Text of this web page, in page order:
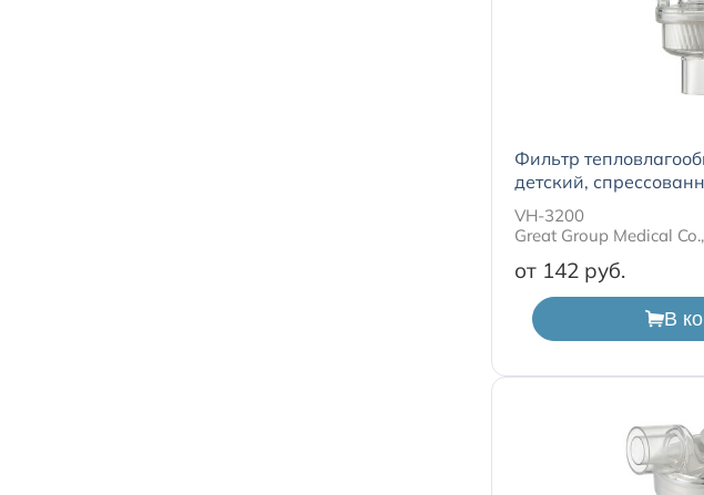
Фильтр
детский,
VH-3200
Great Group Medical
от 142
В